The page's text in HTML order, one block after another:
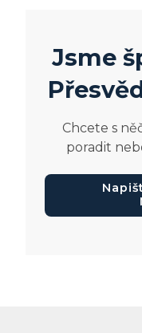
Jsme
Chcete s
poradit